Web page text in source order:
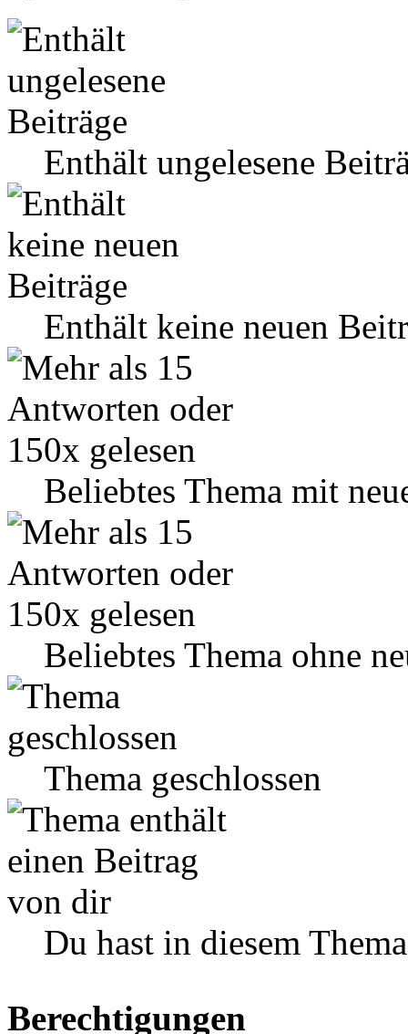
Enthält ungelesene
Enthält keine neuen
Beliebtes Thema mit
Beliebtes Thema ohne
Thema geschlossen
Du hast in diesem
Berechtigungen